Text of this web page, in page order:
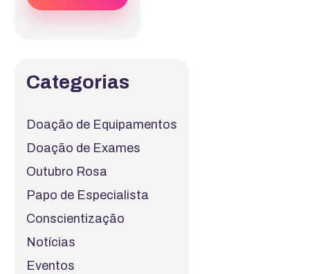
Categorias
Doação de Equipamentos
Doação de Exames
Outubro Rosa
Papo de Especialista
Conscientização
Notícias
Eventos